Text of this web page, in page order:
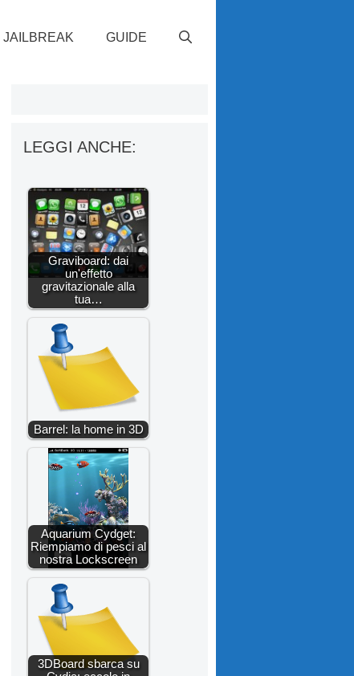
JAILBREAK GUIDE
LEGGI ANCHE:
Graviboard: dai
un'effetto
gravitazionale alla
tua…
Barrel: la home in 3D
Aquarium Cydget:
Riempiamo di pesci al
nostra Lockscreen
3DBoard sbarca su